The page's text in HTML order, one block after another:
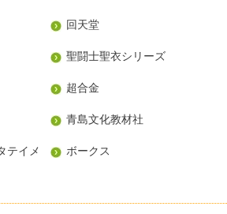
回天堂
聖闘士聖衣シリーズ
超合金
青島文化教材社
テイメ
ボークス